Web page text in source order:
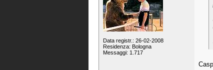
Data registr.: 26-02-2008
Residenza: Bologna
Messaggi: 1.717